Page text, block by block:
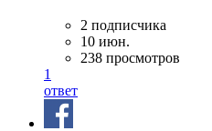
2 подписчика
10 июн.
238 просмотров
1
ответ